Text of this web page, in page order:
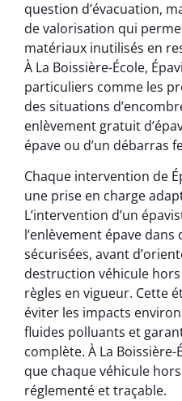
question d’évacuation,
de valorisation qui
matériaux inutilisés en
À La Boissière-École,
particuliers comme les
des situations
enlèvement gratuit
épave ou d’un débarras
Chaque intervention de
une prise en charge
L’intervention d’un
l’enlèvement épave
sécurisées, avant
destruction véhicule
règles en vigueur. Cette
éviter les impacts
fluides polluants et
complète. À La Boissière-
que chaque véhicule
réglementé et traçable.